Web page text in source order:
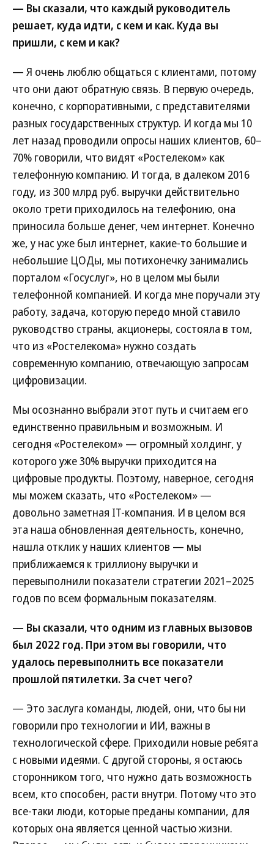
— Вы сказали, что каждый руководитель
решает, куда идти, с кем и как. Куда вы
пришли, с кем и как?
— Я очень люблю общаться с клиентами, потому
что они дают обратную связь. В первую очередь,
конечно, с корпоративными, с представителями
разных государственных структур. И когда мы 10
лет назад проводили опросы наших клиентов, 60–
70% говорили, что видят «Ростелеком» как
телефонную компанию. И тогда, в далеком 2016
году, из 300 млрд руб. выручки действительно
около трети приходилось на телефонию, она
приносила больше денег, чем интернет. Конечно
же, у нас уже был интернет, какие-то большие и
небольшие ЦОДы, мы потихонечку занимались
порталом «Госуслуг», но в целом мы были
телефонной компанией. И когда мне поручали эту
работу, задача, которую передо мной ставило
руководство страны, акционеры, состояла в том,
что из «Ростелекома» нужно создать
современную компанию, отвечающую запросам
цифровизации.
Мы осознанно выбрали этот путь и считаем его
единственно правильным и возможным. И
сегодня «Ростелеком» — огромный холдинг, у
которого уже 30% выручки приходится на
цифровые продукты. Поэтому, наверное, сегодня
мы можем сказать, что «Ростелеком» —
довольно заметная IT-компания. И в целом вся
эта наша обновленная деятельность, конечно,
нашла отклик у наших клиентов — мы
приближаемся к триллиону выручки и
перевыполнили показатели стратегии 2021–2025
годов по всем формальным показателям.
— Вы сказали, что одним из главных вызовов
был 2022 год. При этом вы говорили, что
удалось перевыполнить все показатели
прошлой пятилетки. За счет чего?
— Это заслуга команды, людей, они, что бы ни
говорили про технологии и ИИ, важны в
технологической сфере. Приходили новые ребята
с новыми идеями. С другой стороны, я остаюсь
сторонником того, что нужно дать возможность
всем, кто способен, расти внутри. Потому что это
все-таки люди, которые преданы компании, для
которых она является ценной частью жизни.